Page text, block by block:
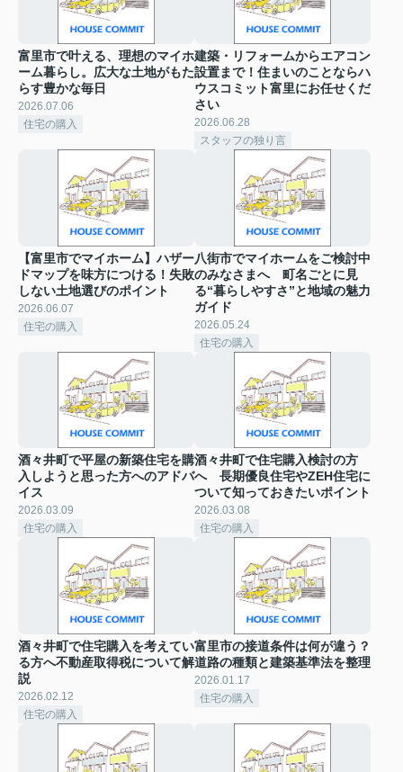
富里市で叶える、理想のマイホ
ーム暮らし。広大な土地がもた
らす豊かな毎日
2026.07.06
住宅の購入
建築・リフォームからエアコン
設置まで！住まいのことならハ
ウスコミット富里にお任せくだ
さい
2026.06.28
スタッフの独り言
【富里市でマイホーム】ハザー
ドマップを味方につける！失敗
しない土地選びのポイント
2026.06.07
住宅の購入
八街市でマイホームをご検討中
のみなさまへ 町名ごとに見
る“暮らしやすさ”と地域の魅力
ガイド
2026.05.24
住宅の購入
酒々井町で平屋の新築住宅を購
入しようと思った方へのアドバ
イス
2026.03.09
住宅の購入
酒々井町で住宅購入検討の方
へ 長期優良住宅やZEH住宅に
ついて知っておきたいポイント
2026.03.08
住宅の購入
酒々井町で住宅購入を考えてい
る方へ不動産取得税について解
説
2026.02.12
住宅の購入
富里市の接道条件は何が違う？
道路の種類と建築基準法を整理
2026.01.17
住宅の購入